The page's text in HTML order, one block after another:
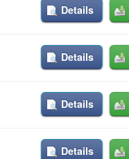
Details
Details
Details
Details